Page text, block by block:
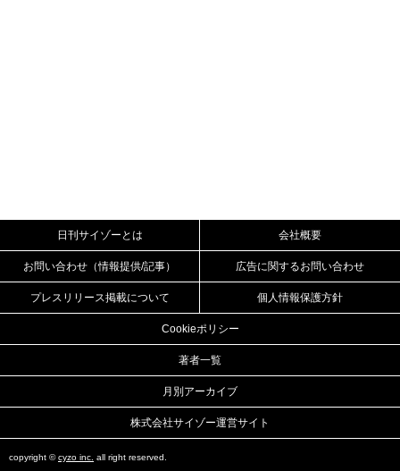
日刊サイゾーとは 会社概要
お問い合わせ（情報提供/記事） 広告に関するお問い合わせ
プレスリリース掲載について 個人情報保護方針
Cookieポリシー
著者一覧
月別アーカイブ
株式会社サイゾー運営サイト
copyright ©cyzo inc. all right reserved.